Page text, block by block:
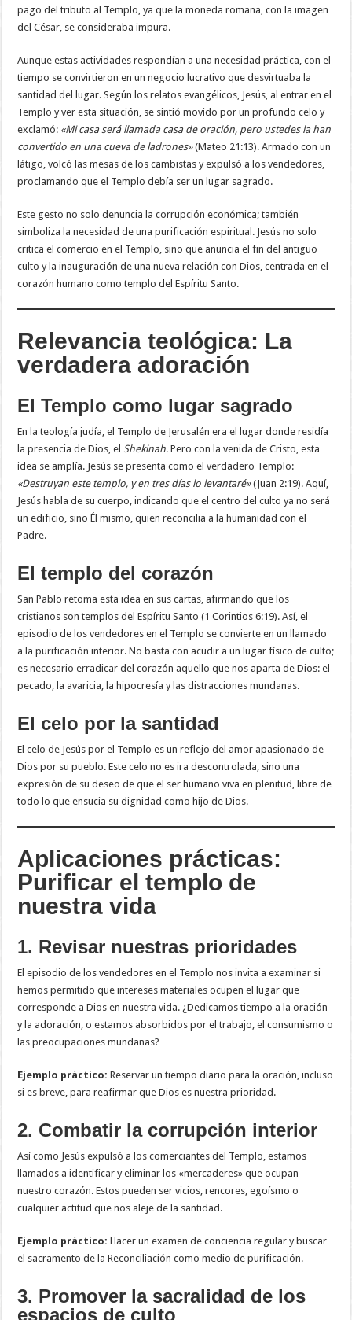
pago del tributo al Templo, ya que la moneda romana, con la imagen
del César, se consideraba impura.
Aunque estas actividades respondían a una necesidad práctica, con el
tiempo se convirtieron en un negocio lucrativo que desvirtuaba la
santidad del lugar. Según los relatos evangélicos, Jesús, al entrar en el
Templo y ver esta situación, se sintió movido por un profundo celo y
exclamó: «Mi casa será llamada casa de oración, pero ustedes la han
convertido en una cueva de ladrones»(Mateo 21:13). Armado con un
látigo, volcó las mesas de los cambistas y expulsó a los vendedores,
proclamando que el Templo debía ser un lugar sagrado.
Este gesto no solo denuncia la corrupción económica; también
simboliza la necesidad de una purificación espiritual. Jesús no solo
critica el comercio en el Templo, sino que anuncia el fin del antiguo
culto y la inauguración de una nueva relación con Dios, centrada en el
corazón humano como templo del Espíritu Santo.
Relevancia teológica: La
verdadera adoración
El Templo como lugar sagrado
En la teología judía, el Templo de Jerusalén era el lugar donde residía
la presencia de Dios, elShekinah. Pero con la venida de Cristo, esta
idea se amplía. Jesús se presenta como el verdadero Templo:
«Destruyan este templo, y en tres días lo levantaré»(Juan 2:19). Aquí,
Jesús habla de su cuerpo, indicando que el centro del culto ya no será
un edificio, sino Él mismo, quien reconcilia a la humanidad con el
Padre.
El templo del corazón
San Pablo retoma esta idea en sus cartas, afirmando que los
cristianos son templos del Espíritu Santo (1 Corintios 6:19). Así, el
episodio de los vendedores en el Templo se convierte en un llamado
a la purificación interior. No basta con acudir a un lugar físico de culto;
es necesario erradicar del corazón aquello que nos aparta de Dios: el
pecado, la avaricia, la hipocresía y las distracciones mundanas.
El celo por la santidad
El celo de Jesús por el Templo es un reflejo del amor apasionado de
Dios por su pueblo. Este celo no es ira descontrolada, sino una
expresión de su deseo de que el ser humano viva en plenitud, libre de
todo lo que ensucia su dignidad como hijo de Dios.
Aplicaciones prácticas:
Purificar el templo de
nuestra vida
1. Revisar nuestras prioridades
El episodio de los vendedores en el Templo nos invita a examinar si
hemos permitido que intereses materiales ocupen el lugar que
corresponde a Dios en nuestra vida. ¿Dedicamos tiempo a la oración
y la adoración, o estamos absorbidos por el trabajo, el consumismo o
las preocupaciones mundanas?
Ejemplo práctico: Reservar un tiempo diario para la oración, incluso
si es breve, para reafirmar que Dios es nuestra prioridad.
2. Combatir la corrupción interior
Así como Jesús expulsó a los comerciantes del Templo, estamos
llamados a identificar y eliminar los «mercaderes» que ocupan
nuestro corazón. Estos pueden ser vicios, rencores, egoísmo o
cualquier actitud que nos aleje de la santidad.
Ejemplo práctico: Hacer un examen de conciencia regular y buscar
el sacramento de la Reconciliación como medio de purificación.
3. Promover la sacralidad de los
espacios de culto